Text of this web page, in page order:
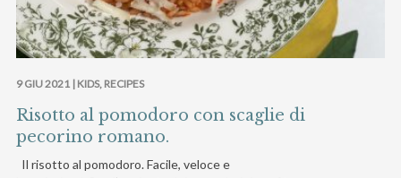
9 GIU 2021 | KIDS, RECIPES
Risotto al pomodoro con scaglie di
pecorino romano.
Il risotto al pomodoro. Facile, veloce e